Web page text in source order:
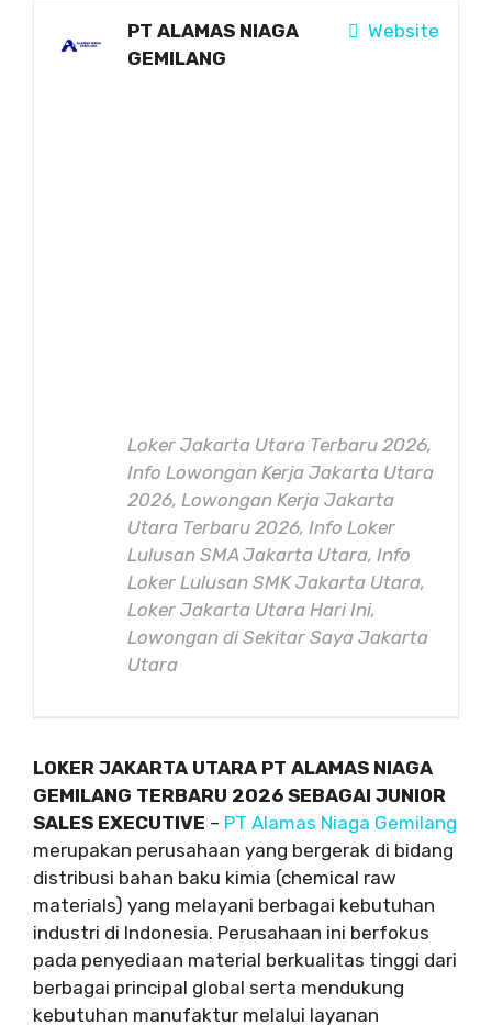
Website
PT ALAMAS NIAGA
GEMILANG
Loker Jakarta Utara Terbaru 2026,
Info Lowongan Kerja Jakarta Utara
2026, Lowongan Kerja Jakarta
Utara Terbaru 2026, Info Loker
Lulusan SMA Jakarta Utara, Info
Loker Lulusan SMK Jakarta Utara,
Loker Jakarta Utara Hari Ini,
Lowongan di Sekitar Saya Jakarta
Utara
LOKER JAKARTA UTARA PT ALAMAS NIAGA
GEMILANG TERBARU 2026 SEBAGAI JUNIOR
SALES EXECUTIVE – PT Alamas Niaga Gemilang
merupakan perusahaan yang bergerak di bidang
distribusi bahan baku kimia (chemical raw
materials) yang melayani berbagai kebutuhan
industri di Indonesia. Perusahaan ini berfokus
pada penyediaan material berkualitas tinggi dari
berbagai principal global serta mendukung
kebutuhan manufaktur melalui layanan